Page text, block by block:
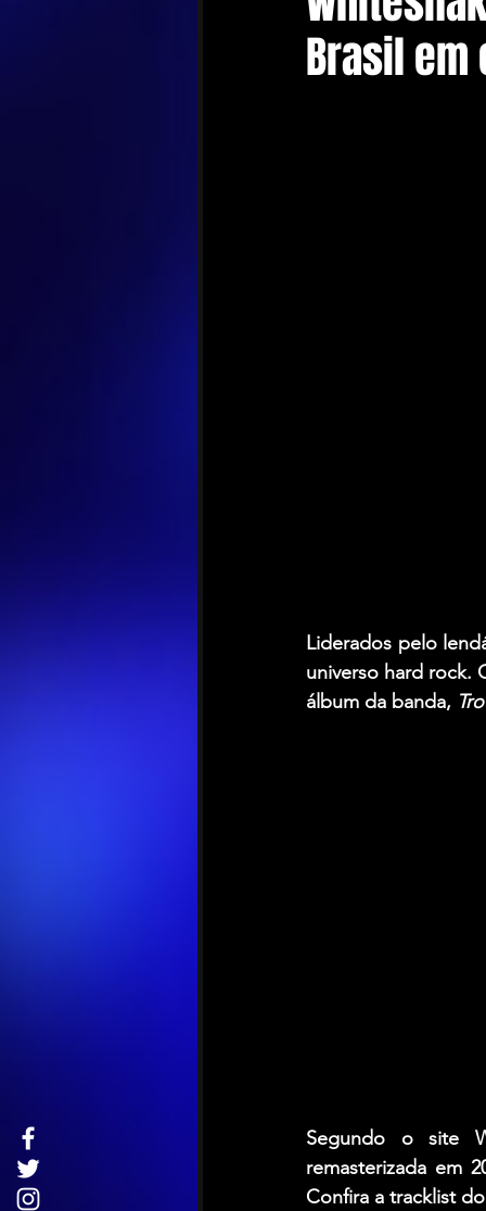
Brasil
Liderados pelo
universo hard rock.
álbum da banda,
Segundo o site
remasterizada em
Confira a tracklist